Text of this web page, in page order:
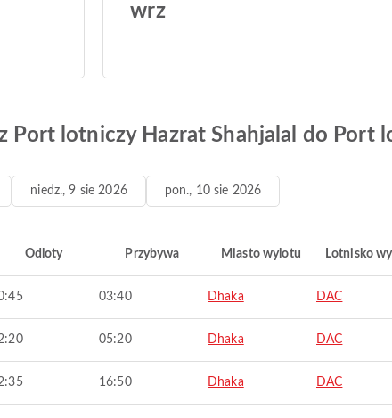
wrz
Port lotniczy Hazrat Shahjalal do Port
niedz., 9 sie 2026 pon., 10 sie 2026
Odloty Przybywa Miasto wylotu Lotnisko
03:40 Dhaka DAC
05:20 Dhaka DAC
16:50 Dhaka DAC